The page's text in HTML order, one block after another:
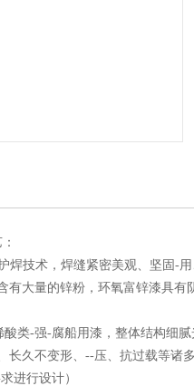
焊技术，焊缝紧密美观、坚固-
有大量的锌粉，环氧富锌漆具
类-强-腐船用漆，整体结构细腻
长久不变形、--压、抗过载等诸
进行设计）